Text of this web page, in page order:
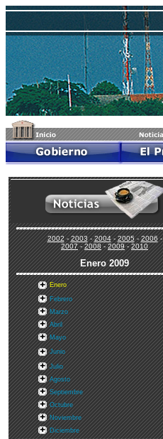
2002-2003-2004-2005-2006-
2007-2008-2009-2010
Enero2009
Enero
Febrero
Marzo
Abril
Mayo
Junio
Julio
Agosto
Septiembre
Octubre
Noviembre
Diciembre